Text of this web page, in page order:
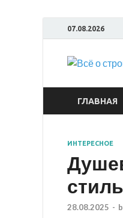
07.08.2026
ГЛАВНАЯ
ИНТЕРЕСНОЕ
28.08.2025 -